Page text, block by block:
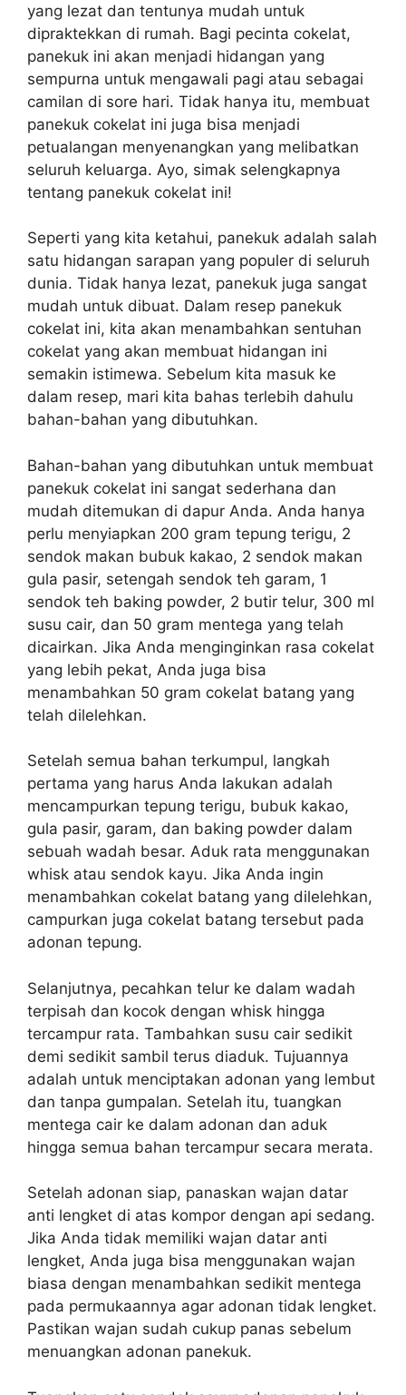
yang lezat dan tentunya mudah untuk
dipraktekkan di rumah. Bagi pecinta cokelat,
panekuk ini akan menjadi hidangan yang
sempurna untuk mengawali pagi atau sebagai
camilan di sore hari. Tidak hanya itu, membuat
panekuk cokelat ini juga bisa menjadi
petualangan menyenangkan yang melibatkan
seluruh keluarga. Ayo, simak selengkapnya
tentang panekuk cokelat ini!
Seperti yang kita ketahui, panekuk adalah salah
satu hidangan sarapan yang populer di seluruh
dunia. Tidak hanya lezat, panekuk juga sangat
mudah untuk dibuat. Dalam resep panekuk
cokelat ini, kita akan menambahkan sentuhan
cokelat yang akan membuat hidangan ini
semakin istimewa. Sebelum kita masuk ke
dalam resep, mari kita bahas terlebih dahulu
bahan-bahan yang dibutuhkan.
Bahan-bahan yang dibutuhkan untuk membuat
panekuk cokelat ini sangat sederhana dan
mudah ditemukan di dapur Anda. Anda hanya
perlu menyiapkan 200 gram tepung terigu, 2
sendok makan bubuk kakao, 2 sendok makan
gula pasir, setengah sendok teh garam, 1
sendok teh baking powder, 2 butir telur, 300 ml
susu cair, dan 50 gram mentega yang telah
dicairkan. Jika Anda menginginkan rasa cokelat
yang lebih pekat, Anda juga bisa
menambahkan 50 gram cokelat batang yang
telah dilelehkan.
Setelah semua bahan terkumpul, langkah
pertama yang harus Anda lakukan adalah
mencampurkan tepung terigu, bubuk kakao,
gula pasir, garam, dan baking powder dalam
sebuah wadah besar. Aduk rata menggunakan
whisk atau sendok kayu. Jika Anda ingin
menambahkan cokelat batang yang dilelehkan,
campurkan juga cokelat batang tersebut pada
adonan tepung.
Selanjutnya, pecahkan telur ke dalam wadah
terpisah dan kocok dengan whisk hingga
tercampur rata. Tambahkan susu cair sedikit
demi sedikit sambil terus diaduk. Tujuannya
adalah untuk menciptakan adonan yang lembut
dan tanpa gumpalan. Setelah itu, tuangkan
mentega cair ke dalam adonan dan aduk
hingga semua bahan tercampur secara merata.
Setelah adonan siap, panaskan wajan datar
anti lengket di atas kompor dengan api sedang.
Jika Anda tidak memiliki wajan datar anti
lengket, Anda juga bisa menggunakan wajan
biasa dengan menambahkan sedikit mentega
pada permukaannya agar adonan tidak lengket.
Pastikan wajan sudah cukup panas sebelum
menuangkan adonan panekuk.